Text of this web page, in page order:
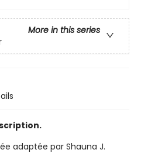
More in this series
adaptée par Shauna J.